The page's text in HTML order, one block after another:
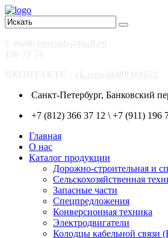
Санкт-Петербург, Банковский
+7 (812) 366 37 12 \ +7 (911) 196
Главная
О нас
Каталог продукции
Дорожно-строительная и
Сельскохозяйственная
Запасные части
Спецпредложения
Конверсионная техника
Электродвигатели
Колодцы кабельной связи